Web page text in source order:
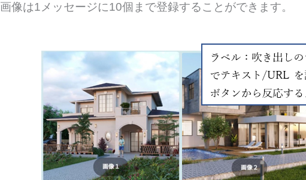
画像は1メッセージに10個まで登録することができます。